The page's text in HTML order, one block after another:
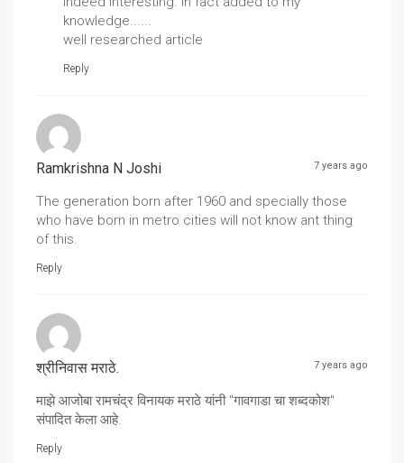
knowledge......
well researched article
Reply
Ramkrishna N Joshi 7 years ago
The generation born after 1960 and specially those
who have born in metro cities will not know ant thing
of this.
Reply
श्रीनिवास मराठे. 7 years ago
माझे आजोबा रामचंद्र विनायक मराठे यांनी "गावगाडा चा शब्दकोश"
संपादित केला आहे.
Reply